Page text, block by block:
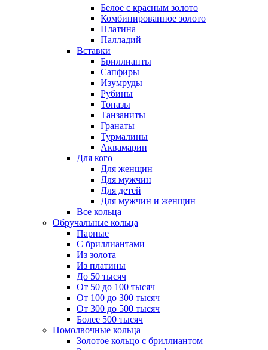
Белое с красным золото
Комбинированное золото
Платина
Палладий
Вставки
Бриллианты
Сапфиры
Изумруды
Рубины
Топазы
Танзаниты
Гранаты
Турмалины
Аквамарин
Для кого
Для женщин
Для мужчин
Для детей
Для мужчин и женщин
Все кольца
Обручальные кольца
Парные
С бриллиантами
Из золота
Из платины
До 50 тысяч
От 50 до 100 тысяч
От 100 до 300 тысяч
От 300 до 500 тысяч
Более 500 тысяч
Помолвочные кольца
Золотое кольцо с бриллиантом